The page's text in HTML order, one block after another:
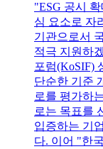
"ESG 공시
심 요소로 자
기관으로서
적극 지원하
포럼(KoSIF)
단순한 기준
로를 평가하
로는 목표를
입증하는 기
다. 이어 "한